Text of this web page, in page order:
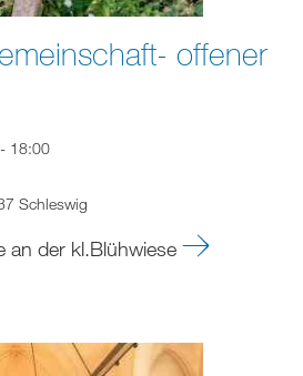
offener
18:00
Schleswig
an der kl.Blühwiese